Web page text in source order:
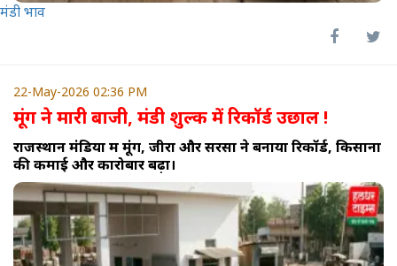
मंडी भाव
22-May-2026 02:36 PM
मूंग ने मारी बाजी, मंडी शुल्क में रिकॉर्ड उछाल !
राजस्थान मंडियों में मूंग, जीरा और सरसों ने बनाया रिकॉर्ड, किसानों
की कमाई और कारोबार बढ़ा।